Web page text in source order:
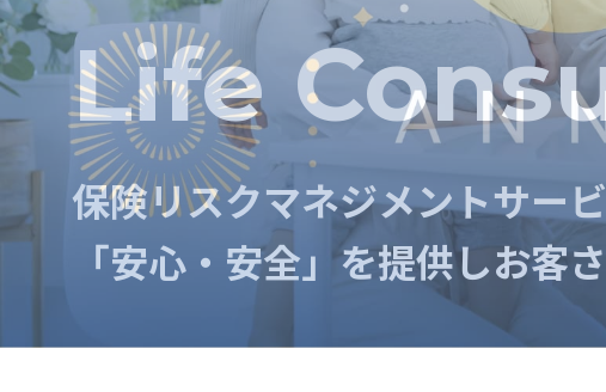
Life
保険リスクマネジメントサー
「安心・安全」を提供しお客
Risk
保険リスクマネジメントサー
「安心・安全」を提供しお客